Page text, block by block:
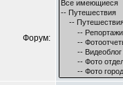
Форум: